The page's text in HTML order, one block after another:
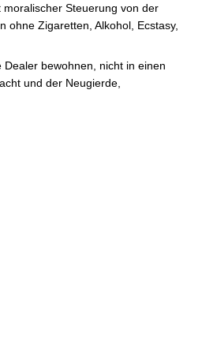
Steuerung von der
Zigaretten, Alkohol, Ecstasy,
bewohnen, nicht in einen
und der Neugierde,